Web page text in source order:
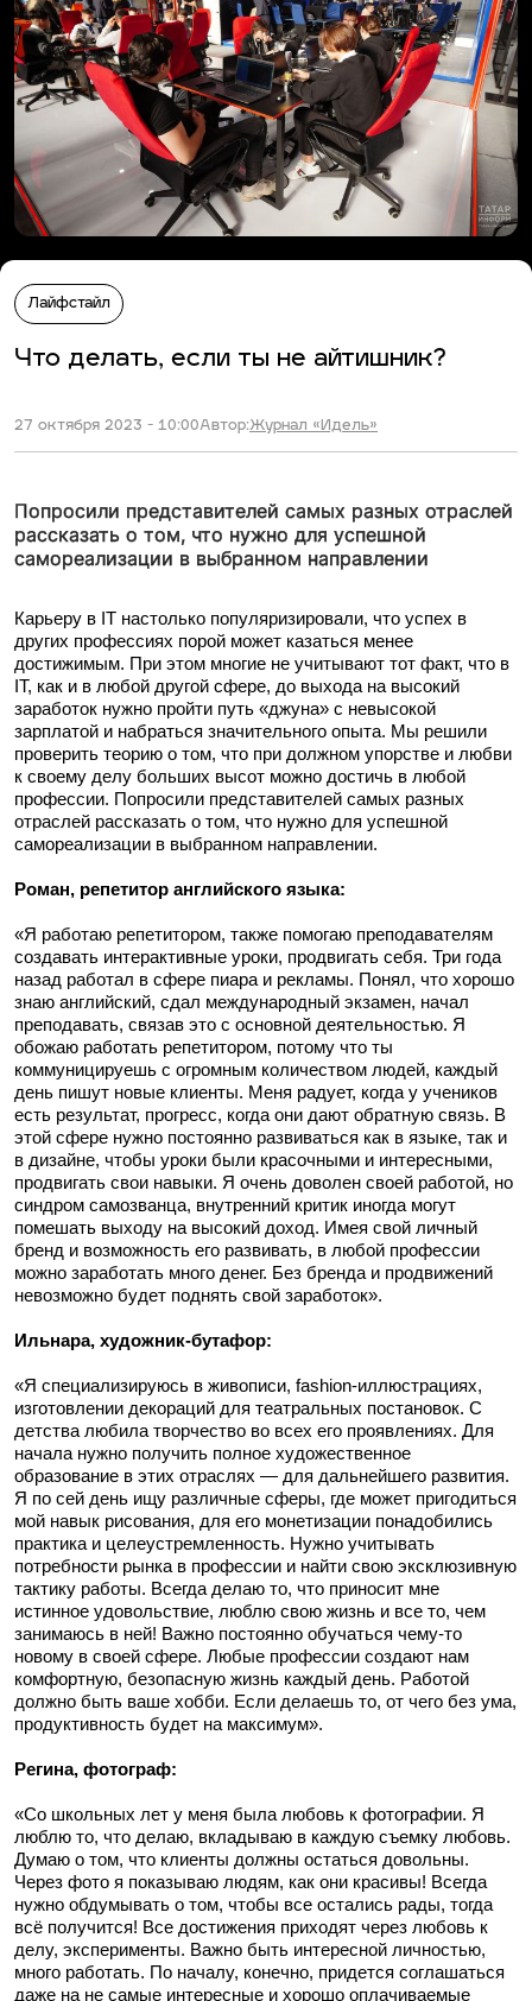
Лайфстайл
Что делать, если ты не айтишник?
27 октября 2023 - 10:00Автор:Журнал «Идель»
Попросили представителей самых разных отраслей
рассказать о том, что нужно для успешной
самореализации в выбранном направлении
Карьеру в IT настолько популяризировали, что успех в
других профессиях порой может казаться менее
достижимым. При этом многие не учитывают тот факт, что в
IT, как и в любой другой сфере, до выхода на высокий
заработок нужно пройти путь «джуна» с невысокой
зарплатой и набраться значительного опыта. Мы решили
проверить теорию о том, что при должном упорстве и любви
к своему делу больших высот можно достичь в любой
профессии. Попросили представителей самых разных
отраслей рассказать о том, что нужно для успешной
самореализации в выбранном направлении.
Роман, репетитор английского языка:
«Я работаю репетитором, также помогаю преподавателям
создавать интерактивные уроки, продвигать себя. Три года
назад работал в сфере пиара и рекламы. Понял, что хорошо
знаю английский, сдал международный экзамен, начал
преподавать, связав это с основной деятельностью. Я
обожаю работать репетитором, потому что ты
коммуницируешь с огромным количеством людей, каждый
день пишут новые клиенты. Меня радует, когда у учеников
есть результат, прогресс, когда они дают обратную связь. В
этой сфере нужно постоянно развиваться как в языке, так и
в дизайне, чтобы уроки были красочными и интересными,
продвигать свои навыки. Я очень доволен своей работой, но
синдром самозванца, внутренний критик иногда могут
помешать выходу на высокий доход. Имея свой личный
бренд и возможность его развивать, в любой профессии
можно заработать много денег. Без бренда и продвижений
невозможно будет поднять свой заработок».
Ильнара, художник-бутафор:
«Я специализируюсь в живописи, fashion-иллюстрациях,
изготовлении декораций для театральных постановок. С
детства любила творчество во всех его проявлениях. Для
начала нужно получить полное художественное
образование в этих отраслях — для дальнейшего развития.
Я по сей день ищу различные сферы, где может пригодиться
мой навык рисования, для его монетизации понадобились
практика и целеустремленность. Нужно учитывать
потребности рынка в профессии и найти свою эксклюзивную
тактику работы. Всегда делаю то, что приносит мне
истинное удовольствие, люблю свою жизнь и все то, чем
занимаюсь в ней! Важно постоянно обучаться чему-то
новому в своей сфере. Любые профессии создают нам
комфортную, безопасную жизнь каждый день. Работой
должно быть ваше хобби. Если делаешь то, от чего без ума,
продуктивность будет на максимум».
Регина, фотограф:
«Со школьных лет у меня была любовь к фотографии. Я
люблю то, что делаю, вкладываю в каждую съемку любовь.
Думаю о том, что клиенты должны остаться довольны.
Через фото я показываю людям, как они красивы! Всегда
нужно обдумывать о том, чтобы все остались рады, тогда
всё получится! Все достижения приходят через любовь к
делу, эксперименты. Важно быть интересной личностью,
много работать. По началу, конечно, придется соглашаться
даже на не самые интересные и хорошо оплачиваемые